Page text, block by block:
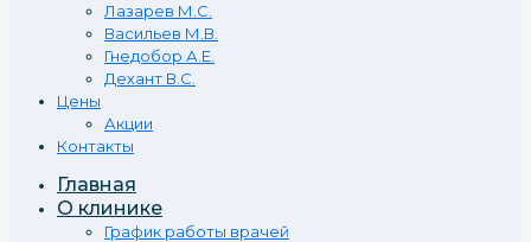
Лазарев М.С.
Васильев М.В.
Гнедобор А.Е.
Дехант В.С.
Цены
Акции
Контакты
Главная
О клинике
График работы врачей